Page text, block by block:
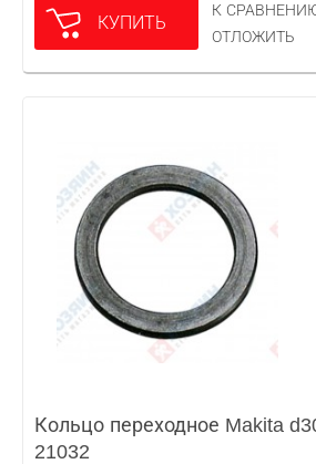
КУПИТЬ
К
ОТЛОЖИТЬ
Кольцо переходное Makita
21032